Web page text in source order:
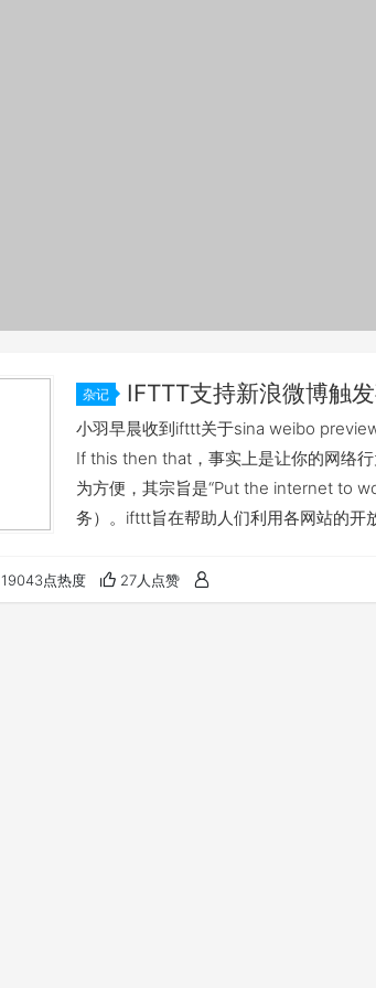
杂记 IFTTT支持新浪微博触
小羽早晨收到ifttt关于sina weibo
If this then that，事实上是让你的网络
为方便，其宗旨是“Put the internet to
务）。ifttt旨在帮助人们利用各网站的开
序员”。ifttt通过流程将各种信息串联起来
19043点热度 27人点赞